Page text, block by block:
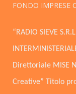
FONDO IMPRESE
“RADIO SIEVE
Direttoriale MISE
Creative” Titolo